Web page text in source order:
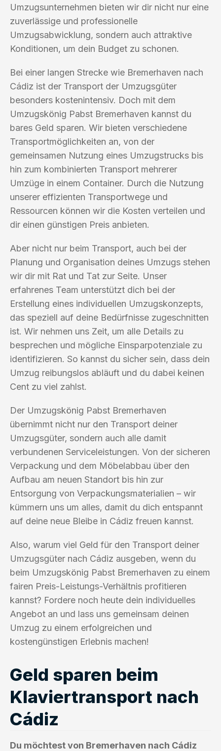
Umzugsunternehmen bieten wir dir nicht nur eine
zuverlässige und professionelle
Umzugsabwicklung, sondern auch attraktive
Konditionen, um dein Budget zu schonen.
Bei einer langen Strecke wie Bremerhaven nach
Cádiz ist der Transport der Umzugsgüter
besonders kostenintensiv. Doch mit dem
Umzugskönig Pabst Bremerhaven kannst du
bares Geld sparen. Wir bieten verschiedene
Transportmöglichkeiten an, von der
gemeinsamen Nutzung eines Umzugstrucks bis
hin zum kombinierten Transport mehrerer
Umzüge in einem Container. Durch die Nutzung
unserer effizienten Transportwege und
Ressourcen können wir die Kosten verteilen und
dir einen günstigen Preis anbieten.
Aber nicht nur beim Transport, auch bei der
Planung und Organisation deines Umzugs stehen
wir dir mit Rat und Tat zur Seite. Unser
erfahrenes Team unterstützt dich bei der
Erstellung eines individuellen Umzugskonzepts,
das speziell auf deine Bedürfnisse zugeschnitten
ist. Wir nehmen uns Zeit, um alle Details zu
besprechen und mögliche Einsparpotenziale zu
identifizieren. So kannst du sicher sein, dass dein
Umzug reibungslos abläuft und du dabei keinen
Cent zu viel zahlst.
Der Umzugskönig Pabst Bremerhaven
übernimmt nicht nur den Transport deiner
Umzugsgüter, sondern auch alle damit
verbundenen Serviceleistungen. Von der sicheren
Verpackung und dem Möbelabbau über den
Aufbau am neuen Standort bis hin zur
Entsorgung von Verpackungsmaterialien – wir
kümmern uns um alles, damit du dich entspannt
auf deine neue Bleibe in Cádiz freuen kannst.
Also, warum viel Geld für den Transport deiner
Umzugsgüter nach Cádiz ausgeben, wenn du
beim Umzugskönig Pabst Bremerhaven zu einem
fairen Preis-Leistungs-Verhältnis profitieren
kannst? Fordere noch heute dein individuelles
Angebot an und lass uns gemeinsam deinen
Umzug zu einem erfolgreichen und
kostengünstigen Erlebnis machen!
Geld sparen beim
Klaviertransport nach
Cádiz
Du möchtest von Bremerhaven nach Cádiz